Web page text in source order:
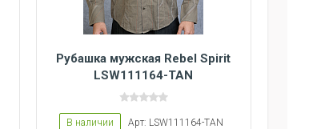
Рубашка мужская Rebel Spirit
LSW111164-TAN
В наличии Арт: LSW111164-TAN